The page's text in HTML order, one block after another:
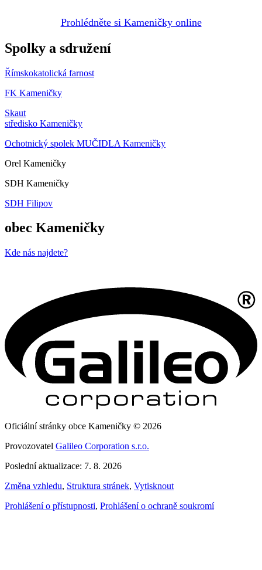
Prohlédněte si Kameničky online
Spolky a sdružení
Římskokatolická farnost
FK Kameničky
Skaut
středisko Kameničky
Ochotnický spolek MUČIDLA Kameničky
Orel Kameničky
SDH Kameničky
SDH Filipov
obec Kameničky
Kde nás najdete?
Oficiální stránky obce Kameničky © 2026
Provozovatel Galileo Corporation s.r.o.
Poslední aktualizace: 7. 8. 2026
Změna vzhledu, Struktura stránek, Vytisknout
Prohlášení o přístupnosti, Prohlášení o ochraně soukromí